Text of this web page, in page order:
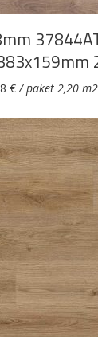
€/ paket 2,20 m2
U KOŠARICU